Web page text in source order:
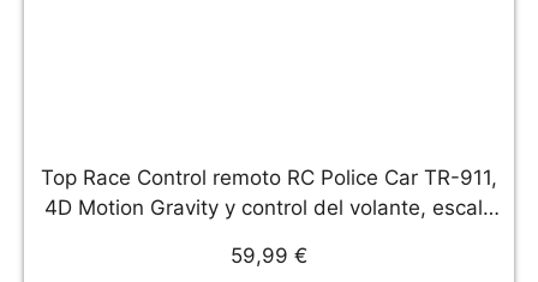
Top Race Control remoto RC Police Car TR-911,
4D Motion Gravity y control del volante, escala
eléctricas, juguetes, coches de juguete
59,99 €